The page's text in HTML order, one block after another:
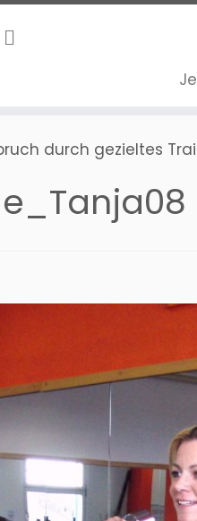
durch gezieltes